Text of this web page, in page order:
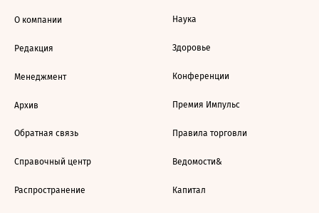
О компании
Редакция
Менеджмент
Архив
Обратная связь
Справочный центр
Распространение
Наука
Здоровье
Конференции
Премия Импульс
Правила торговли
Ведомости&
Капитал